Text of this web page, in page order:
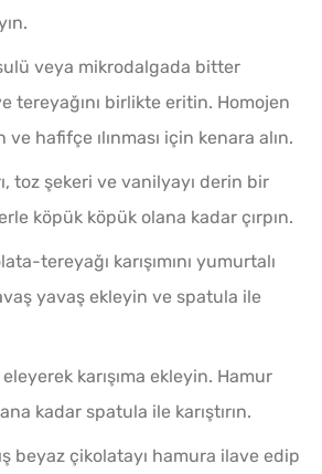
veya mikrodalgada bitter
tereyağını birlikte eritin. Homojen
ve hafifçe ılınması için kenara alın.
toz şekeri ve vanilyayı derin bir
köpük köpük olana kadar çırpın.
tereyağı karışımını yumurtalı
yavaş ekleyin ve spatula ile
karışıma ekleyin. Hamur
kadar spatula ile karıştırın.
beyaz çikolatayı hamura ilave edip